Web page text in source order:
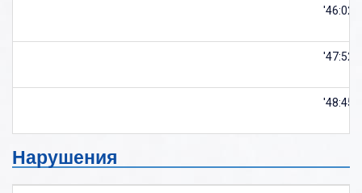
'46:02
'47:52
'48:45
Нарушения